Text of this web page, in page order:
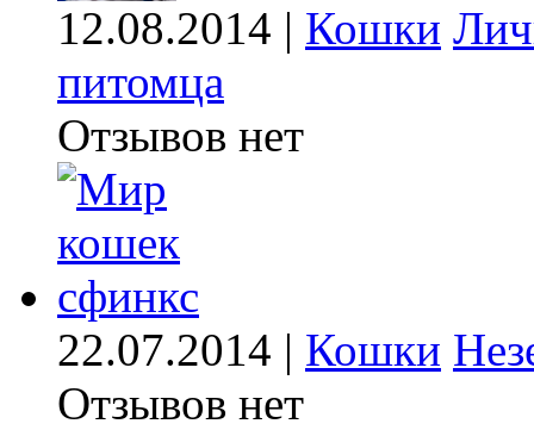
12.08.2014 | Кошки
питомца
Отзывов нет
22.07.2014 | Кошки
Отзывов нет